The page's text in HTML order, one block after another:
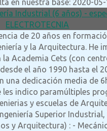
en nuestra base: 2020-
Industrial (6 años) -
ELECTROTECNIA
de 20 años en
y la Arquitectura. He
la Academia Cets (con
el año 1990 hasta el
una dedicación media de
les indico paramúltiples
y escuelas de
Superior Industrial,
y Arquitectura) : -